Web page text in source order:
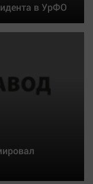
в УрФО